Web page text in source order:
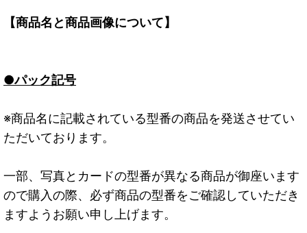
【商品名と商品画像について】
●パック記号
※商品名に記載されている型番の商品を発送させてい
ただいております。
一部、写真とカードの型番が異なる商品が御座います
ので購入の際、必ず商品の型番をご確認していただき
ますようお願い申し上げます。